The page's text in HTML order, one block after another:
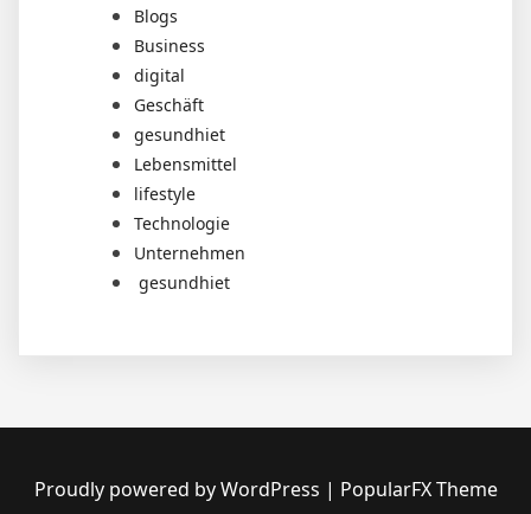
Blogs
Business
digital
Geschäft
gesundhiet
Lebensmittel
lifestyle
Technologie
Unternehmen
gesundhiet
Proudly powered by WordPress | PopularFX Theme